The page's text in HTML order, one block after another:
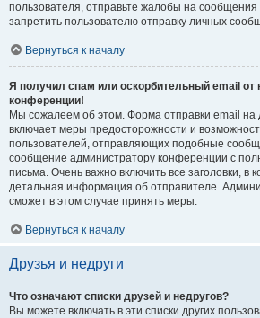
пользователя, отправьте жалобы на
запретить пользователю отправку личных
Вернуться к началу
Я получил спам или оскорбительный email от
конференции!
Мы сожалеем об этом. Форма отправки email на
включает меры предосторожности и
пользователей, отправляющих подобные
сообщение администратору конференции с
письма. Очень важно включить все заголовки, в
детальная информация об отправителе.
сможет в этом случае принять меры.
Вернуться к началу
Друзья и недруги
Что означают списки друзей и недругов?
Вы можете включать в эти списки других